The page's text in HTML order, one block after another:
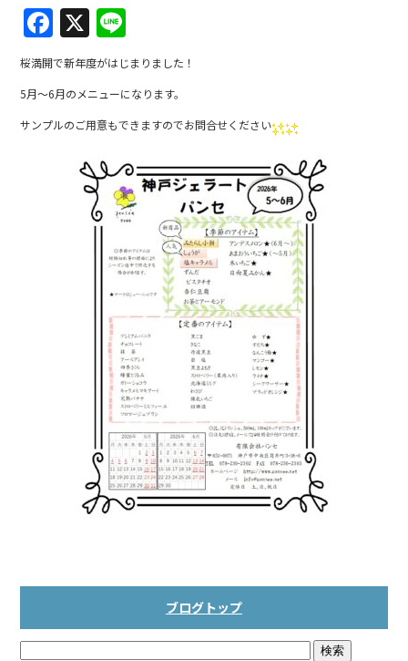
F
a
c
e
b
X
n
e
桜満開で新年度がはじまりました！
5月～6月のメニューになります。
サンプルのご用意もできますのでお問合せください
ブログトップ